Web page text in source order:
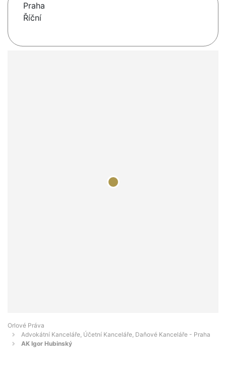
Praha
Říční
Orlové Práva
Advokátní Kanceláře, Účetní Kanceláře, Daňové Kanceláře - Praha
AK Igor Hubinský